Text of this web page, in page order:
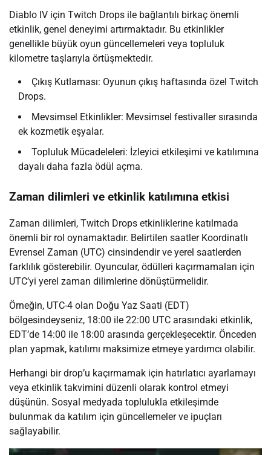
Diablo IV için Twitch Drops ile bağlantılı birkaç önemli
etkinlik, genel deneyimi artırmaktadır. Bu etkinlikler
genellikle büyük oyun güncellemeleri veya topluluk
kilometre taşlarıyla örtüşmektedir.
Çıkış Kutlaması: Oyunun çıkış haftasında özel Twitch
Drops.
Mevsimsel Etkinlikler: Mevsimsel festivaller sırasında
ek kozmetik eşyalar.
Topluluk Mücadeleleri: İzleyici etkileşimi ve katılımına
dayalı daha fazla ödül açma.
Zaman dilimleri ve etkinlik katılımına etkisi
Zaman dilimleri, Twitch Drops etkinliklerine katılmada
önemli bir rol oynamaktadır. Belirtilen saatler Koordinatlı
Evrensel Zaman (UTC) cinsindendir ve yerel saatlerden
farklılık gösterebilir. Oyuncular, ödülleri kaçırmamaları için
UTC’yi yerel zaman dilimlerine dönüştürmelidir.
Örneğin, UTC-4 olan Doğu Yaz Saati (EDT)
bölgesindeyseniz, 18:00 ile 22:00 UTC arasındaki etkinlik,
EDT’de 14:00 ile 18:00 arasında gerçekleşecektir. Önceden
plan yapmak, katılımı maksimize etmeye yardımcı olabilir.
Herhangi bir drop’u kaçırmamak için hatırlatıcı ayarlamayı
veya etkinlik takvimini düzenli olarak kontrol etmeyi
düşünün. Sosyal medyada toplulukla etkileşimde
bulunmak da katılım için güncellemeler ve ipuçları
sağlayabilir.